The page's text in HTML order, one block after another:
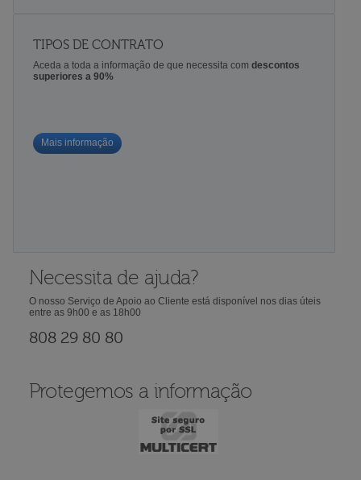
TIPOS DE CONTRATO
Aceda a toda a informação de que necessita com descontos
superiores a 90%
Mais informação
Necessita de ajuda?
O nosso Serviço de Apoio ao Cliente está disponível nos dias úteis
entre as 9h00 e as 18h00
808 29 80 80
Protegemos a informação